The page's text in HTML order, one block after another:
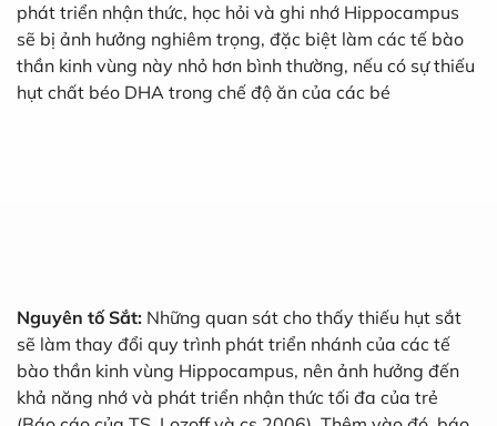
phát triển nhận thức, học hỏi và ghi nhớ Hippocampus
sẽ bị ảnh hưởng nghiêm trọng, đặc biệt làm các tế bào
thần kinh vùng này nhỏ hơn bình thường, nếu có sự thiếu
hụt chất béo DHA trong chế độ ăn của các bé
Nguyên tố Sắt: Những quan sát cho thấy thiếu hụt sắt
sẽ làm thay đổi quy trình phát triển nhánh của các tế
bào thần kinh vùng Hippocampus, nên ảnh hưởng đến
khả năng nhớ và phát triển nhận thức tối đa của trẻ